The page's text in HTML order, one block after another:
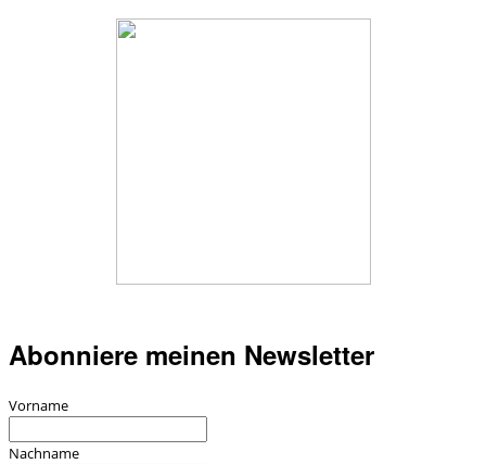
Abonniere meinen Newsletter
Vorname
Nachname